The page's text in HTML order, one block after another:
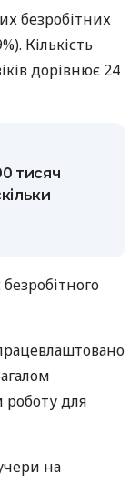
безробітних
Кількість
дорівнює 24
тисяч
для
на